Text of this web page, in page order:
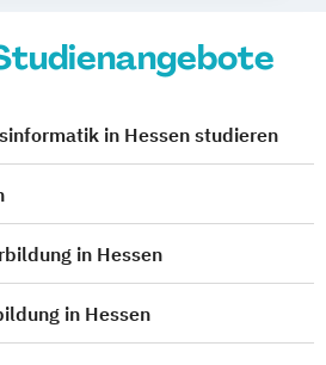
in Hessen studieren
in Hessen
in Hessen